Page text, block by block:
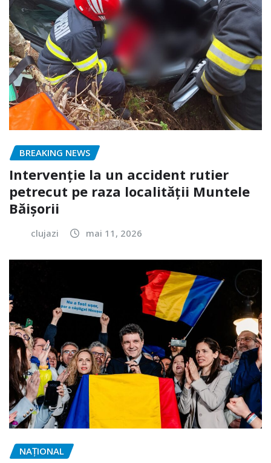
BREAKING NEWS
Intervenție la un accident rutier
petrecut pe raza localității Muntele
Băișorii
clujazi mai 11, 2026
NAŢIONAL